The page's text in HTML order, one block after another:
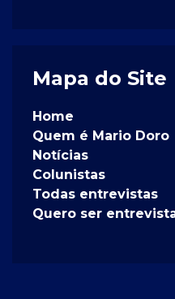
Mapa do Site
Home
Quem é Mario Doro
Notícias
Colunistas
Todas entrevistas
Quero ser